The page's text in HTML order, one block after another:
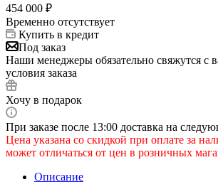
454 000 ₽
Временно отсутствует
Купить в кредит
Под заказ
Наши менеджеры обязательно свяжутся с
условия заказа
Хочу в подарок
При заказе после 13:00 доставка на
Цена указана со скидкой при оплате за
может отличаться от цен в розничных
Описание